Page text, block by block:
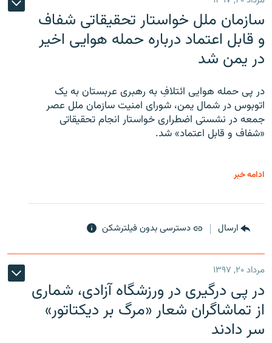
سازمان ملل خواستار تحقیقاتی شفاف
و قابل اعتماد درباره حمله هوایی اخیر
در یمن شد
در پی حمله هوایی ائتلافِ به رهبری عربستان به یک
اتوبوس در شمال یمن، شورای امنیت سازمان ملل عصر
جمعه در نشستی اضطراری خواستار انجام تحقیقاتی
«شفاف و قابل اعتماد» شد.
ادامه خبر
ارسال دسترسی بدون فیلترشکن
مرداد ۲۰, ۱۳۹۷
در پی درگیری در ورزشگاه آزادی، شماری
از تماشاگران شعار «مرگ بر دیکتاتور»
سر دادند